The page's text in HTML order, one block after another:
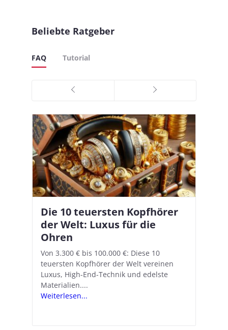
Beliebte Ratgeber
FAQ Tutorial
Die 10 teuersten Kopfhörer
der Welt: Luxus für die
Ohren
Von 3.300 € bis 100.000 €: Diese 10
teuersten Kopfhörer der Welt vereinen
Luxus, High-End-Technik und edelste
Materialien....
Weiterlesen...
Apple AirPods Pro 2 und iOS
18.1: So richtet ihr das neue
Hörgeräte-Feature ein
Mit iOS 18.1 und den AirPods Pro 2
verwandelt Apple seine In-Ear-Kopfhörer
in kostengünstige Hörhilfen. In wenigen
Schritten...
Weiterlesen...